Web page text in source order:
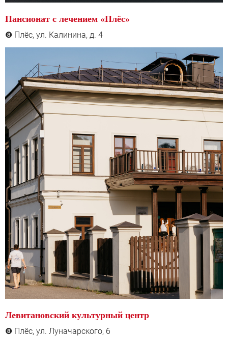
Пансионат с лечением «Плёс»
❽ Плёс, ул. Калинина, д. 4
Левитановский культурный центр
❽ Плёс, ул. Луначарского, 6